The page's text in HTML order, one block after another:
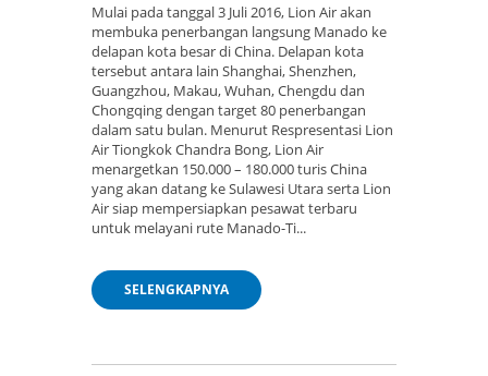
Mulai pada tanggal 3 Juli 2016, Lion Air akan
membuka penerbangan langsung Manado ke
delapan kota besar di China. Delapan kota
tersebut antara lain Shanghai, Shenzhen,
Guangzhou, Makau, Wuhan, Chengdu dan
Chongqing dengan target 80 penerbangan
dalam satu bulan. Menurut Respresentasi Lion
Air Tiongkok Chandra Bong, Lion Air
menargetkan 150.000 – 180.000 turis China
yang akan datang ke Sulawesi Utara serta Lion
Air siap mempersiapkan pesawat terbaru
untuk melayani rute Manado-Ti...
SELENGKAPNYA